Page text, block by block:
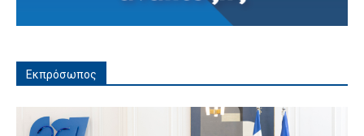
Εκπρόσωπος